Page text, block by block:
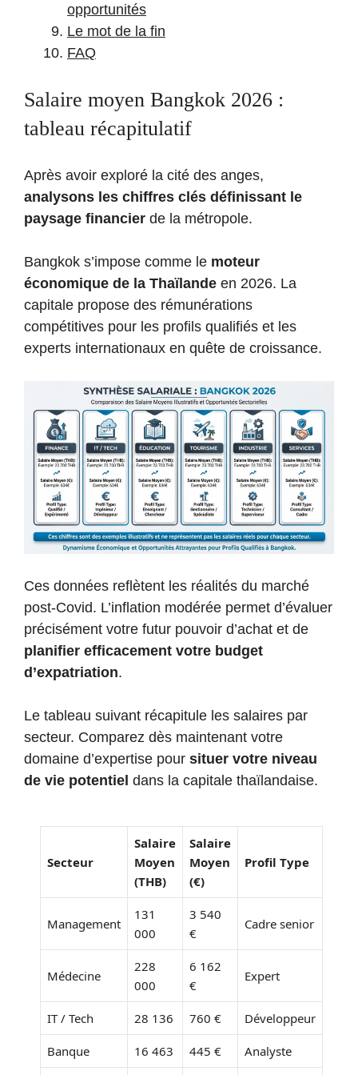
opportunités
Le mot de la fin
FAQ
Salaire moyen Bangkok 2026 :
tableau récapitulatif
Après avoir exploré la cité des anges,
analysons les chiffres clés définissant le
paysage financier de la métropole.
Bangkok s’impose comme le moteur
économique de la Thaïlande en 2026. La
capitale propose des rémunérations
compétitives pour les profils qualifiés et les
experts internationaux en quête de croissance.
Ces données reflètent les réalités du marché
post-Covid. L’inflation modérée permet d’évaluer
précisément votre futur pouvoir d’achat et de
planifier efficacement votre budget
d’expatriation.
Le tableau suivant récapitule les salaires par
secteur. Comparez dès maintenant votre
domaine d’expertise pour situer votre niveau
de vie potentiel dans la capitale thaïlandaise.
Secteur
Salaire
Moyen
(THB)
Salaire
Moyen
(€)
Profil Type
Management
131
000
3 540
€
Cadre senior
Médecine
228
000
6 162
€
Expert
IT / Tech 28 136 760 € Développeur
Banque 16 463 445 € Analyste